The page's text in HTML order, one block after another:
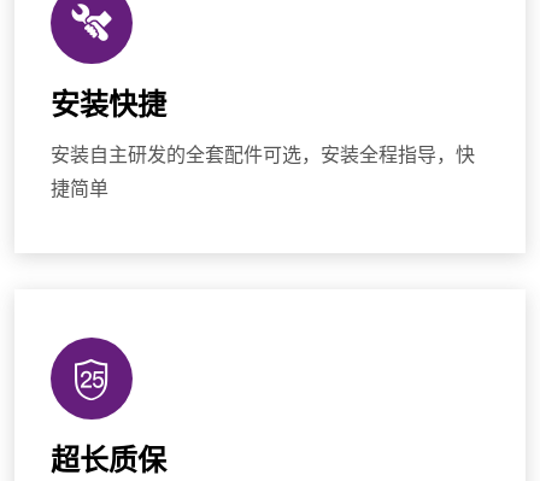
安装快捷
安装自主研发的全套配件可选，安装全程指导，快
捷简单
超长质保